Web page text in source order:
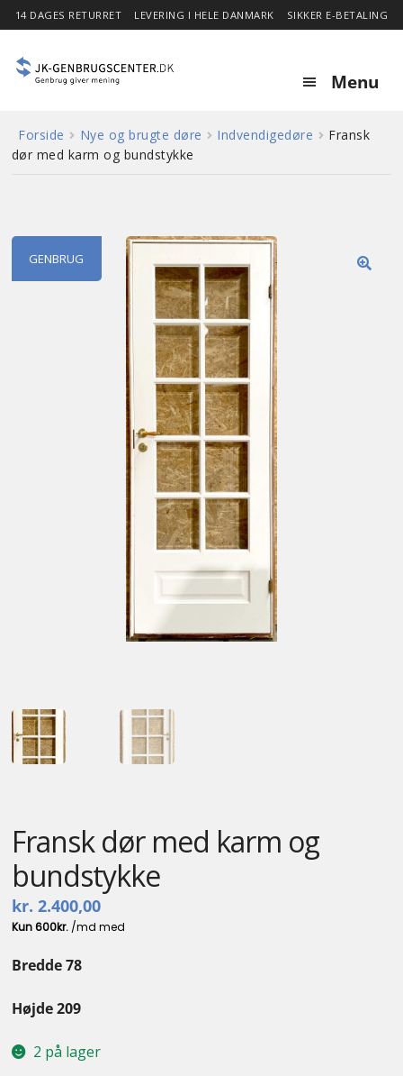
14 DAGES RETURRET LEVERING I HELE DANMARK SIKKER E-BETALING
Menu
Forside
Stor besparelse
Forside Nye og brugte døre Indvendigedøre
Fransk
dør med karm og bundstykke
GENBRUG
Fransk dør med karm og
bundstykke
kr. 2.400,00
Bredde 78
Højde 209
2 på lager